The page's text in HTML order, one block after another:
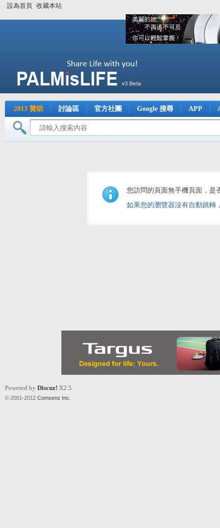
設為首頁 收藏本站
2013 贊助 討論區 官方社團 Google 搜尋 APP
您訪問的頁面無手機頁面，是
如果您的瀏覽器沒有自動跳轉
Powered by Discuz! X2.5
© 2001-2012 Comsenz Inc.